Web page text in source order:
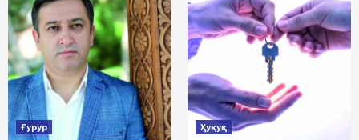
Ғурур Ҳуқуқ